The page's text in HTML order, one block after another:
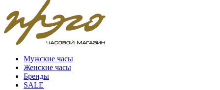
Мужские часы
Женские часы
Бренды
SALE